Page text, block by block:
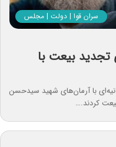
سران قوا | دولت | مجلس
تجدید بیعت با
با آرمان‌های شهید سیدحسن
کردند.…